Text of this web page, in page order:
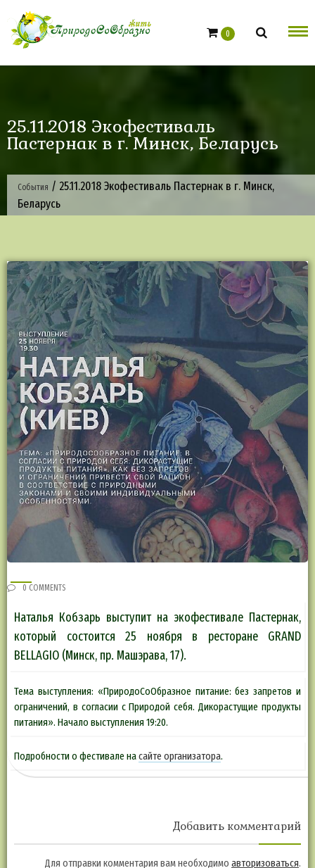
content
0
25.11.2018 Экофестиваль
Пастернак в г. Минск, Беларусь
События / 25.11.2018 Экофестиваль Пастернак в г. Минск,
Беларусь
0 COMMENTS
Наталья Кобзарь выступит на экофестивале Пастернак,
который состоится 25 ноября в ресторане GRAND
BELLAGIO (Минск, пр. Машэрава, 17).
Тема выступления: «ПриродоСоОбразное питание: без запретов и
ограничений, в согласии с Природой себя. Дикорастущие продукты
питания». Начало выступления 19:20.
Подробности о фестивале насайте организатора.
Добавить комментарий
Для отправки комментария вам необходимо авторизоваться.